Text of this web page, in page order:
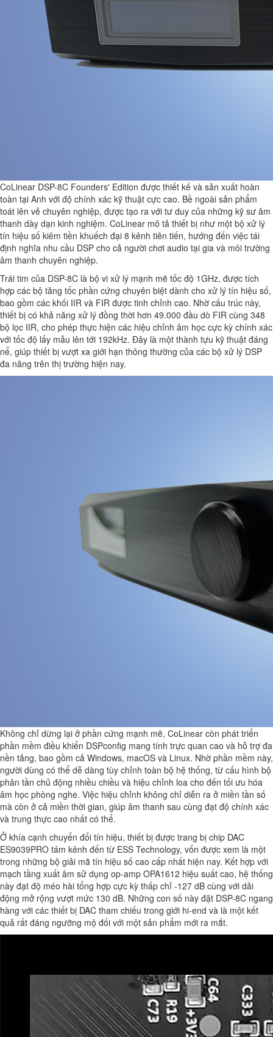
CoLinear DSP-8C Founders' Edition được thiết kế và sản xuất hoàn
toàn tại Anh với độ chính xác kỹ thuật cực cao. Bề ngoài sản phẩm
toát lên vẻ chuyên nghiệp, được tạo ra với tư duy của những kỹ sư âm
thanh dày dạn kinh nghiệm. CoLinear mô tả thiết bị như một bộ xử lý
tín hiệu số kiêm tiền khuếch đại 8 kênh tiên tiến, hướng đến việc tái
định nghĩa nhu cầu DSP cho cả người chơi audio tại gia và môi trường
âm thanh chuyên nghiệp.
Trái tim của DSP-8C là bộ vi xử lý mạnh mẽ tốc độ 1GHz, được tích
hợp các bộ tăng tốc phần cứng chuyên biệt dành cho xử lý tín hiệu số,
bao gồm các khối IIR và FIR được tinh chỉnh cao. Nhờ cấu trúc này,
thiết bị có khả năng xử lý đồng thời hơn 49.000 đầu dò FIR cùng 348
bộ lọc IIR, cho phép thực hiện các hiệu chỉnh âm học cực kỳ chính xác
với tốc độ lấy mẫu lên tới 192kHz. Đây là một thành tựu kỹ thuật đáng
nể, giúp thiết bị vượt xa giới hạn thông thường của các bộ xử lý DSP
đa năng trên thị trường hiện nay.
Không chỉ dừng lại ở phần cứng mạnh mẽ, CoLinear còn phát triển
phần mềm điều khiển DSPconfig mang tính trực quan cao và hỗ trợ đa
nền tảng, bao gồm cả Windows, macOS và Linux. Nhờ phần mềm này,
người dùng có thể dễ dàng tùy chỉnh toàn bộ hệ thống, từ cấu hình bộ
phân tần chủ động nhiều chiều và hiệu chỉnh loa cho đến tối ưu hóa
âm học phòng nghe. Việc hiệu chỉnh không chỉ diễn ra ở miền tần số
mà còn ở cả miền thời gian, giúp âm thanh sau cùng đạt độ chính xác
và trung thực cao nhất có thể.
Ở khía cạnh chuyển đổi tín hiệu, thiết bị được trang bị chip DAC
ES9039PRO tám kênh đến từ ESS Technology, vốn được xem là một
trong những bộ giải mã tín hiệu số cao cấp nhất hiện nay. Kết hợp với
mạch tầng xuất âm sử dụng op-amp OPA1612 hiệu suất cao, hệ thống
này đạt độ méo hài tổng hợp cực kỳ thấp chỉ -127 dB cùng với dải
động mở rộng vượt mức 130 dB. Những con số này đặt DSP-8C ngang
hàng với các thiết bị DAC tham chiếu trong giới hi-end và là một kết
quả rất đáng ngưỡng mộ đối với một sản phẩm mới ra mắt.